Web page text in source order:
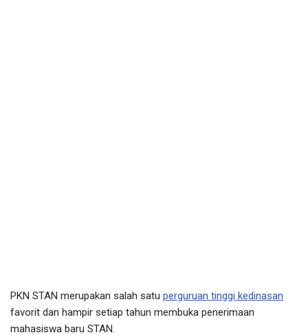
PKN STAN merupakan salah satu perguruan tinggi kedinasan
favorit dan hampir setiap tahun membuka penerimaan
mahasiswa baru STAN.